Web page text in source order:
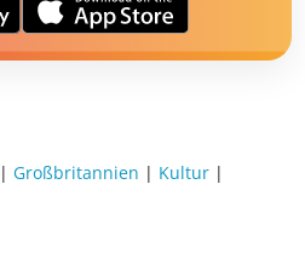
ZAHLT SICH AUS
urlaub App
Cashback
einloggen
ist automatisch aktiviert